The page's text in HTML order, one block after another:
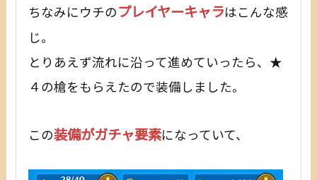
ちなみにウチのプレイヤーキャラはこんな感
じ。
とりあえず流れに沿って進めていったら、★
４の槍をもらえたので装備しました。
この装備がガチャ要素になっていて、